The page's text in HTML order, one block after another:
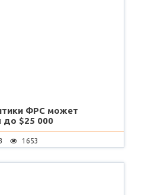
ФРС может
до $25 000
1653